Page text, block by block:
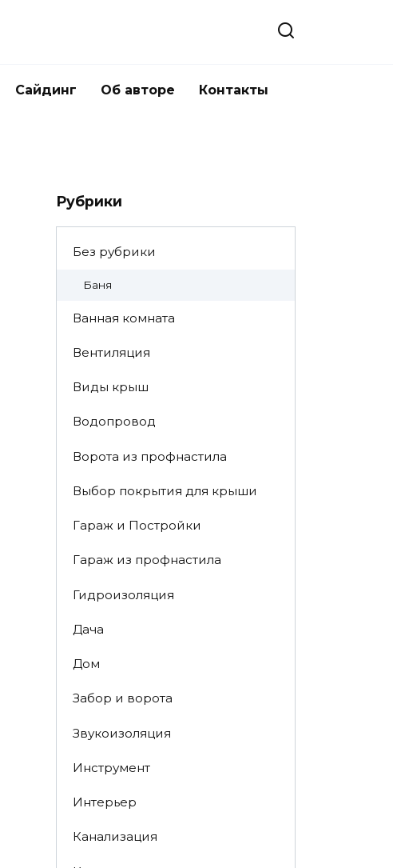
Сайдинг Об авторе Контакты
Рубрики
Без рубрики
Баня
Ванная комната
Вентиляция
Виды крыш
Водопровод
Ворота из профнастила
Выбор покрытия для крыши
Гараж и Постройки
Гараж из профнастила
Гидроизоляция
Дача
Дом
Забор и ворота
Звукоизоляция
Инструмент
Интерьер
Канализация